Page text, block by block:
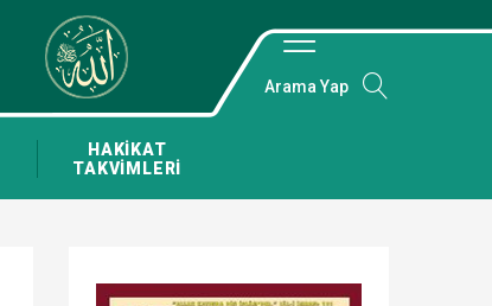
HAKİKAT
TAKVİMLERİ
Arama Yap